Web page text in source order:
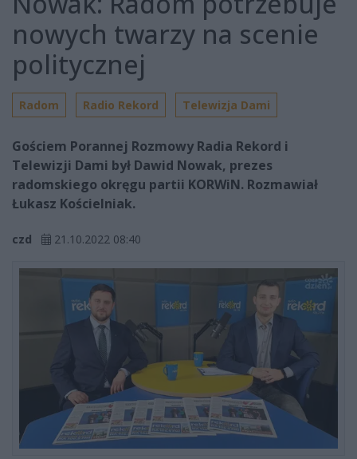
nowych twarzy na scenie
politycznej
Radom Radio Rekord Telewizja Dami
Gościem Porannej Rozmowy Radia Rekord i
Telewizji Dami był Dawid Nowak, prezes
radomskiego okręgu partii KORWiN. Rozmawiał
Łukasz Kościelniak.
czd 21.10.2022 08:40